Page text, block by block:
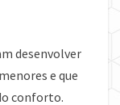
desenvolver
e que
conforto.